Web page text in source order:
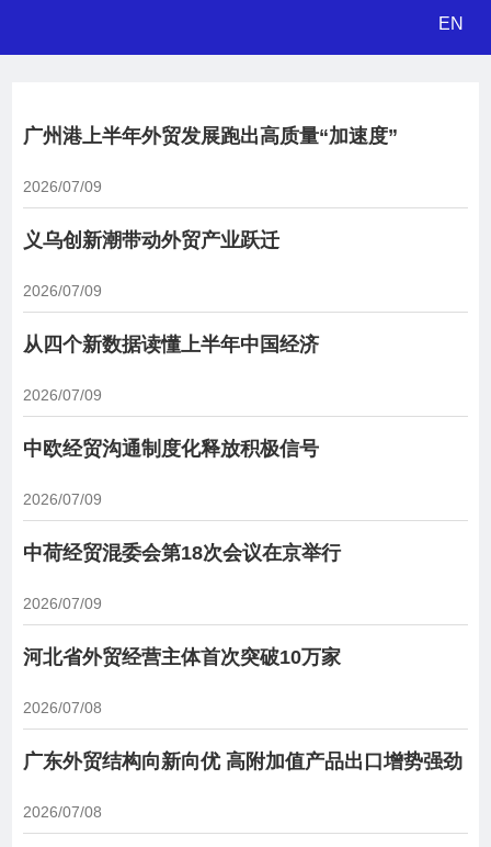
EN
广州港上半年外贸发展跑出高质量“加速度”
2026/07/09
义乌创新潮带动外贸产业跃迁
2026/07/09
从四个新数据读懂上半年中国经济
2026/07/09
中欧经贸沟通制度化释放积极信号
2026/07/09
中荷经贸混委会第18次会议在京举行
2026/07/09
河北省外贸经营主体首次突破10万家
2026/07/08
广东外贸结构向新向优 高附加值产品出口增势强劲
2026/07/08